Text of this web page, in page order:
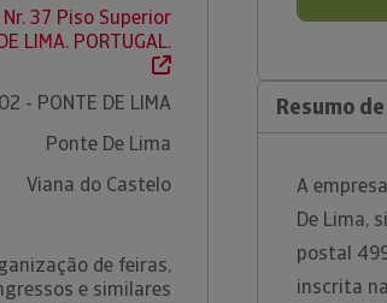
37 Piso Superior
LIMA. PORTUGAL.
- PONTE DE LIMA
Ponte De Lima
Viana do Castelo
de feiras,
e similares
Resumo
A
De Lima,
postal
inscrita